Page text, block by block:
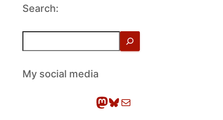
Search:
h
eMy social media
Mastodon Bluesky E-Mail